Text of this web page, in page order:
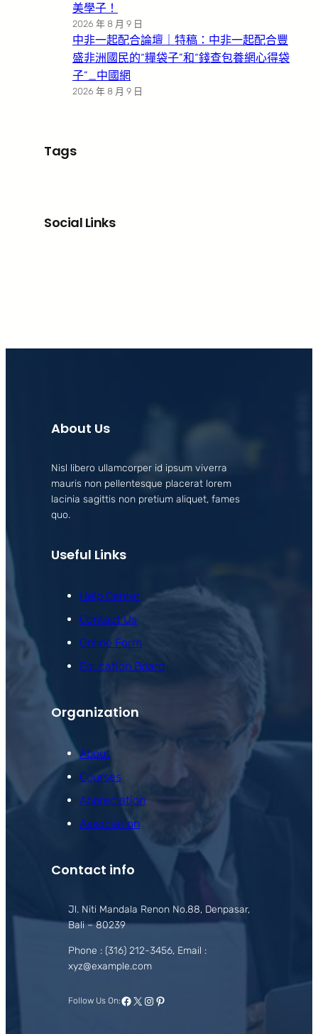
美學子！
2026 年 8 月 9 日
中非一起配合論壇｜特稿：中非一起配合豐
盛非洲國民的“糧袋子”和“錢查包養網心得袋
子”_中國網
2026 年 8 月 9 日
Tags
Social Links
About Us
Nisl libero ullamcorper id ipsum viverra
mauris non pellentesque placerat lorem
lacinia sagittis non pretium aliquet, fames
quo.
Useful Links
Help Center
Contact Us
Online Form
Education Board
Organization
About
Courses
Appreciation
Association
Contact info
Jl. Niti Mandala Renon No.88, Denpasar,
Bali – 80239
Phone : (316) 212-3456, Email :
xyz@example.com
Follow Us On:Facebook
X Instagram
Pinterest